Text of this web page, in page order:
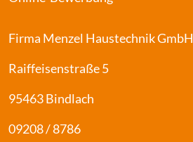
Firma Menzel Haustechnik GmbH
Raiffeisenstraße 5
95463 Bindlach
09208 / 8786